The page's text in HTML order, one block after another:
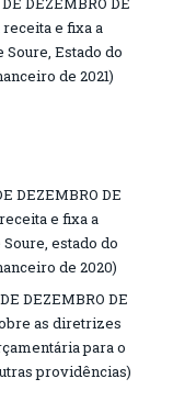
receita e fixa a
Estado do
de 2021)
DEZEMBRO DE
e fixa a
estado do
de 2020)
DEZEMBRO DE
as diretrizes
para o
providências)